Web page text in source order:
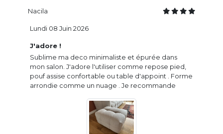
Nacila
J'adore !
Sublime ma deco minimaliste et épurée dans
mon salon. J'adore l'utiliser comme repose pied,
pouf assise confortable ou table d'appoint . Forme
arrondie comme un nuage . Je recommande
Lundi 08 Juin 2026